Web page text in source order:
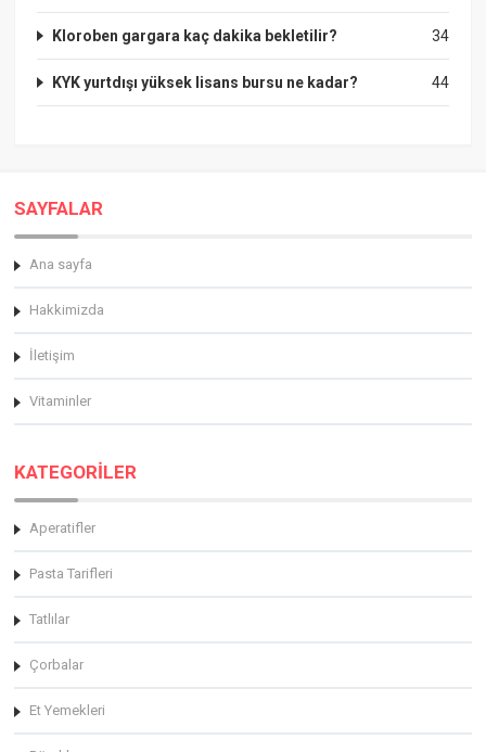
34
Kloroben gargara kaç dakika bekletilir?
44
KYK yurtdışı yüksek lisans bursu ne kadar?
SAYFALAR
Ana sayfa
Hakkimizda
İletişim
Vitaminler
KATEGORİLER
Aperatifler
Pasta Tarifleri
Tatlılar
Çorbalar
Et Yemekleri